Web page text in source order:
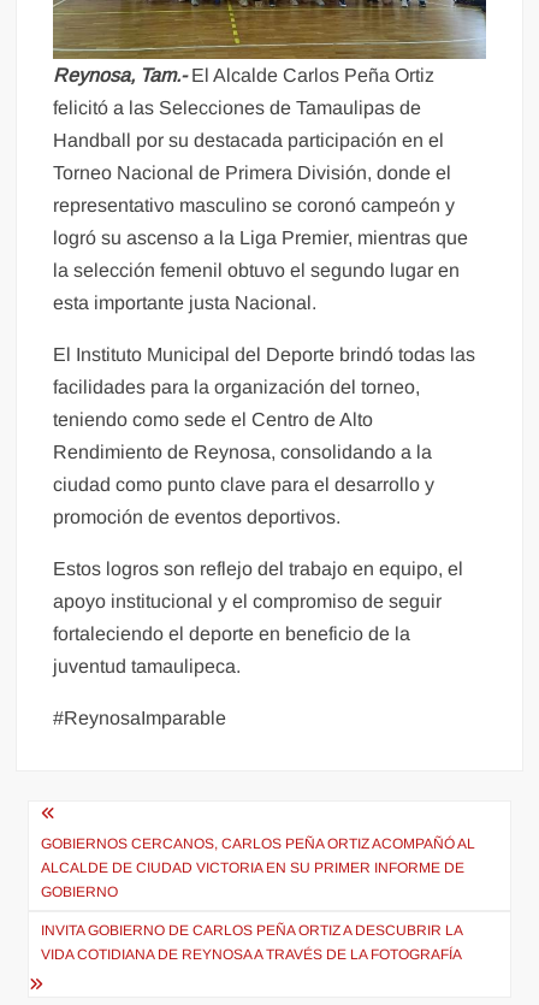
Reynosa, Tam.-El Alcalde Carlos Peña Ortiz
felicitó a las Selecciones de Tamaulipas de
Handball por su destacada participación en el
Torneo Nacional de Primera División, donde el
representativo masculino se coronó campeón y
logró su ascenso a la Liga Premier, mientras que
la selección femenil obtuvo el segundo lugar en
esta importante justa Nacional.
El Instituto Municipal del Deporte brindó todas las
facilidades para la organización del torneo,
teniendo como sede el Centro de Alto
Rendimiento de Reynosa, consolidando a la
ciudad como punto clave para el desarrollo y
promoción de eventos deportivos.
Estos logros son reflejo del trabajo en equipo, el
apoyo institucional y el compromiso de seguir
fortaleciendo el deporte en beneficio de la
juventud tamaulipeca.
#ReynosaImparable
Navegación
de
entradas
GOBIERNOS CERCANOS, CARLOS PEÑA ORTIZ ACOMPAÑÓ AL
ALCALDE DE CIUDAD VICTORIA EN SU PRIMER INFORME DE
GOBIERNO
INVITA GOBIERNO DE CARLOS PEÑA ORTIZ A DESCUBRIR LA
VIDA COTIDIANA DE REYNOSA A TRAVÉS DE LA FOTOGRAFÍA